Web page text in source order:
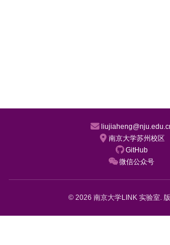
南京大学苏州校区
GitHub
微信公众号
© 2026 南京大学LINK 实验室.